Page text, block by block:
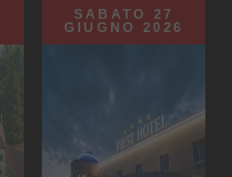
SABATO 27
GIUGNO 2026